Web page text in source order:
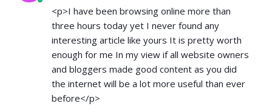
<p>I have been browsing online more than
three hours today yet I never found any
interesting article like yours It is pretty worth
enough for me In my view if all website owners
and bloggers made good content as you did
the internet will be a lot more useful than ever
before</p>